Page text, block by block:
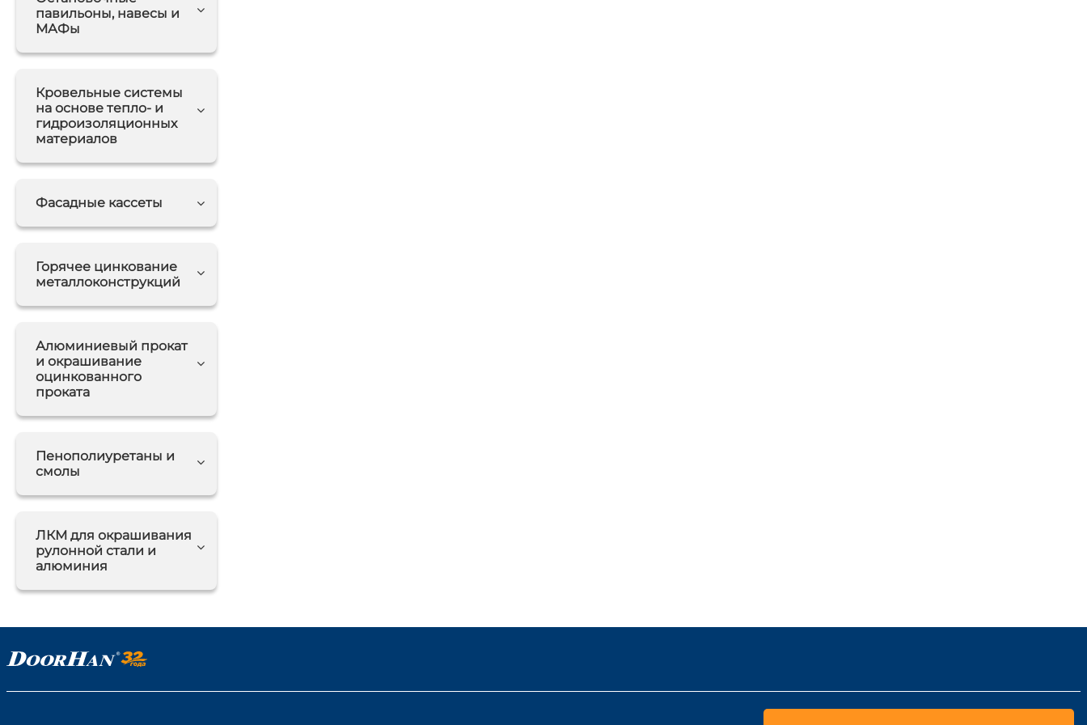
павильоны, навесы и
МАФы
Кровельные системы
на основе тепло- и
гидроизоляционных
материалов
Фасадные кассеты
Горячее цинкование
металлоконструкций
Алюминиевый прокат
и окрашивание
оцинкованного
проката
Пенополиуретаны и
смолы
ЛКМ для окрашивания
рулонной стали и
алюминия